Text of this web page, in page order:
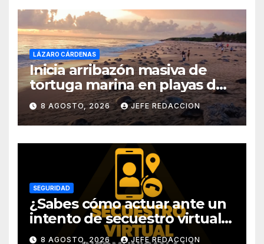
LÁZARO CÁRDENAS
Inicia arribazón masiva de
tortuga marina en playas de
Michoacán
8 AGOSTO, 2026 JEFE REDACCION
SEGURIDAD
¿Sabes cómo actuar ante un
intento de secuestro virtual?
La SSP te guía para evitarlo
8 AGOSTO, 2026 JEFE REDACCION